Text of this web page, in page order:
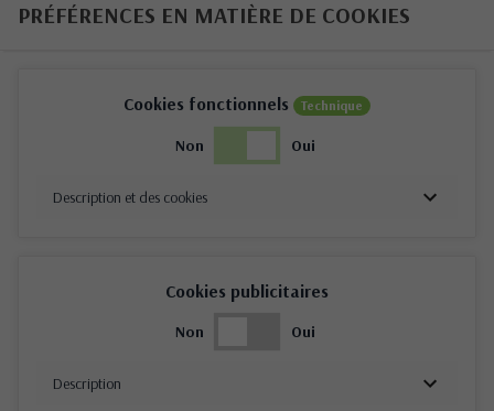
PRÉFÉRENCES EN MATIÈRE DE COOKIES
Cookies fonctionnels Technique
Non Oui
Description et des cookies
Cookies publicitaires
Non Oui
Description